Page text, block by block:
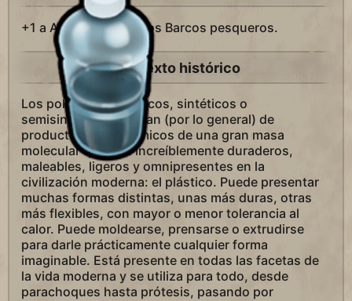
+1 a Alimentos a los Barcos pesqueros.
Contexto histórico
Los polímeros orgánicos, sintéticos o
semisintéticos, derivan (por lo general) de
productos petroquímicos de una gran masa
molecular que son increíblemente duraderos,
maleables, ligeros y omnipresentes en la
civilización moderna: el plástico. Puede presentar
muchas formas distintas, unas más duras, otras
más flexibles, con mayor o menor tolerancia al
calor. Puede moldearse, prensarse o extrudirse
para darle prácticamente cualquier forma
imaginable. Está presente en todas las facetas de
la vida moderna y se utiliza para todo, desde
parachoques hasta prótesis, pasando por